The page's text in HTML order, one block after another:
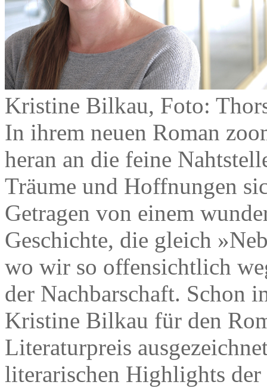
Kristine Bilkau, Foto:
In ihrem neuen Roman
heran an die feine
Träume und Hoffnungen
Getragen von einem
Geschichte, die gleich
wo wir so offensichtlich
der Nachbarschaft. Schon
Kristine Bilkau für den
Literaturpreis
literarischen Highlights der